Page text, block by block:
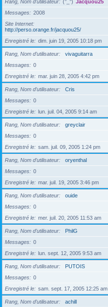
Rang, Nom d’utilisateur (°_°) Jacquou25
Messages
2008
Site Internet
http://perso.orange.fr/jacquou25/
Enregistré le
dim. juin 19, 2005 10:18 pm
Rang, Nom d’utilisateur
vivaguitarra
Messages
0
Enregistré le
mar. juin 28, 2005 4:42 pm
Rang, Nom d’utilisateur
Cris
Messages
0
Enregistré le
lun. juil. 04, 2005 9:14 am
Rang, Nom d’utilisateur
greyclair
Messages
0
Enregistré le
sam. juil. 09, 2005 1:24 pm
Rang, Nom d’utilisateur
oryenthal
Messages
0
Enregistré le
mar. juil. 19, 2005 3:46 pm
Rang, Nom d’utilisateur
ouide
Messages
0
Enregistré le
mer. juil. 20, 2005 11:53 am
Rang, Nom d’utilisateur
PhilG
Messages
0
Enregistré le
lun. sept. 12, 2005 9:53 am
Rang, Nom d’utilisateur
PUTOIS
Messages
0
Enregistré le
sam. sept. 17, 2005 12:25 am
Rang, Nom d’utilisateur
achill